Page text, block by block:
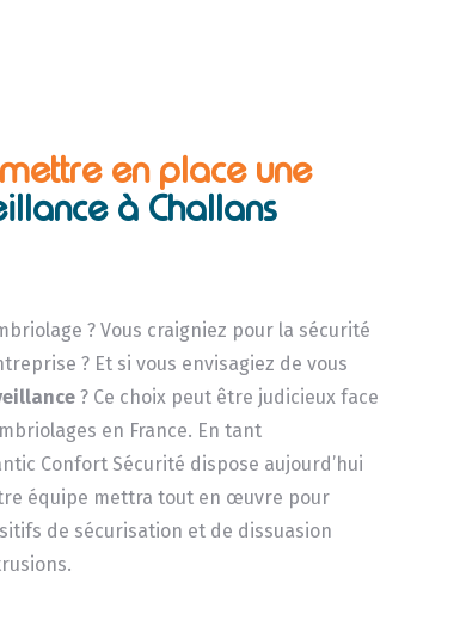
en place une
à Challans
? Vous craigniez pour la sécurité
? Et si vous envisagiez de vous
? Ce choix peut être judicieux face
en France. En tant
Confort Sécurité dispose aujourd’hui
équipe mettra tout en œuvre pour
de sécurisation et de dissuasion